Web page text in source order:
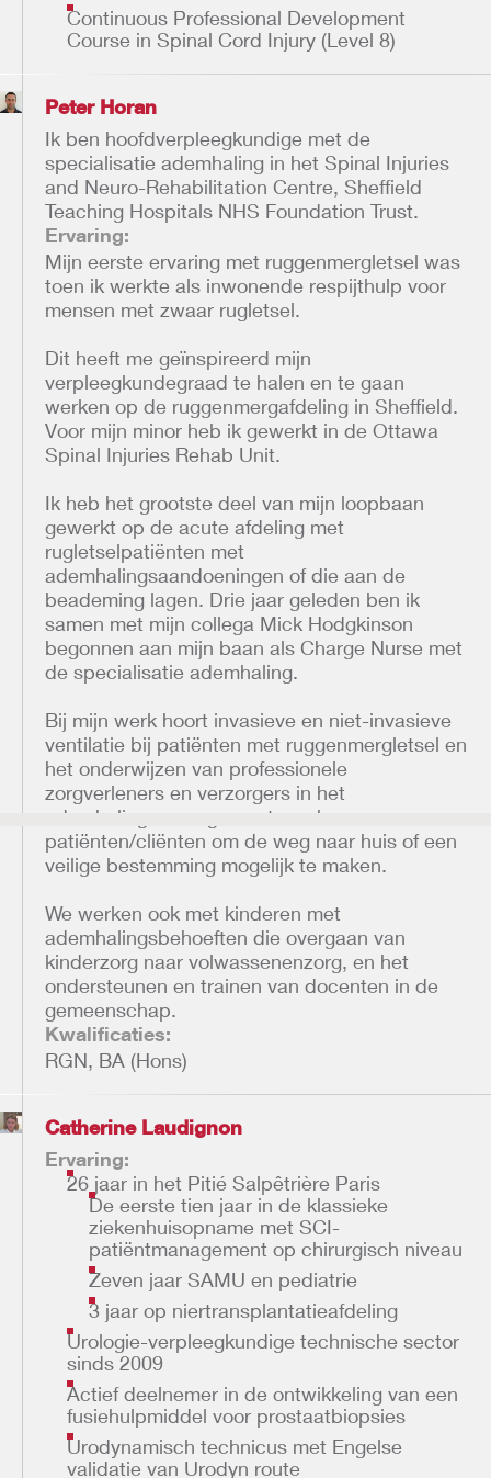
Continuous Professional Development
Course in Spinal Cord Injury (Level 8)
Peter Horan
Ik ben hoofdverpleegkundige met de
specialisatie ademhaling in het Spinal Injuries
and Neuro-Rehabilitation Centre, Sheffield
Teaching Hospitals NHS Foundation Trust.
Ervaring:
Mijn eerste ervaring met ruggenmergletsel was
toen ik werkte als inwonende respijthulp voor
mensen met zwaar rugletsel.
Dit heeft me geïnspireerd mijn
verpleegkundegraad te halen en te gaan
werken op de ruggenmergafdeling in Sheffield.
Voor mijn minor heb ik gewerkt in de Ottawa
Spinal Injuries Rehab Unit.
Ik heb het grootste deel van mijn loopbaan
gewerkt op de acute afdeling met
rugletselpatiënten met
ademhalingsaandoeningen of die aan de
beademing lagen. Drie jaar geleden ben ik
samen met mijn collega Mick Hodgkinson
begonnen aan mijn baan als Charge Nurse met
de specialisatie ademhaling.
Bij mijn werk hoort invasieve en niet-invasieve
ventilatie bij patiënten met ruggenmergletsel en
het onderwijzen van professionele
zorgverleners en verzorgers in het
ademhalingsmanagement van hun
patiënten/cliënten om de weg naar huis of een
veilige bestemming mogelijk te maken.
We werken ook met kinderen met
ademhalingsbehoeften die overgaan van
kinderzorg naar volwassenenzorg, en het
ondersteunen en trainen van docenten in de
gemeenschap.
Kwalificaties:
RGN, BA (Hons)
Catherine Laudignon
Ervaring:
26 jaar in het Pitié Salpêtrière Paris
De eerste tien jaar in de klassieke
ziekenhuisopname met SCI-
patiëntmanagement op chirurgisch niveau
Zeven jaar SAMU en pediatrie
3 jaar op niertransplantatieafdeling
Urologie-verpleegkundige technische sector
sinds 2009
Actief deelnemer in de ontwikkeling van een
fusiehulpmiddel voor prostaatbiopsies
Urodynamisch technicus met Engelse
validatie van Urodyn route